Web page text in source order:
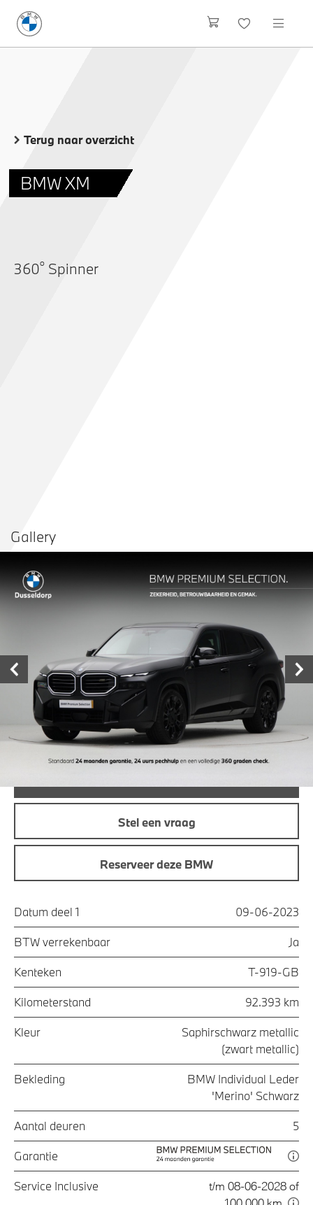
Terug naar overzicht
BMW XM
360o Spinner
Delen Contact dealer
Prijs € 92.950,-
Maandprijs € 993,36
Offerte aanvraag
Stel een vraag
Reserveer deze BMW
Datum deel 1 09-06-2023
BTW verrekenbaar Ja
Kenteken T-919-GB
Kilometerstand 92.393 km
Kleur
Saphirschwarz metallic
(zwart metallic)
Bekleding
BMW Individual Leder
'Merino' Schwarz
Aantal deuren 5
Garantie
Service Inclusive
t/m 08-06-2028 of
Gallery